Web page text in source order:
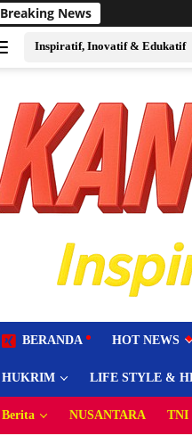
Breaking News Sukses Jadi
Inspiratif, Inovatif & Edukatif
BERANDA HOT NEWS
HUKRIM LIFE STYLE &
Berita NUSANTARA TNI